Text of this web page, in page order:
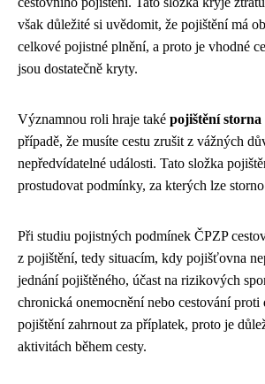
však důležité si uvědomit, že pojištění má
celkové pojistné plnění, a proto je vhodné
jsou dostatečně kryty.
Významnou roli hraje také pojištění storna
případě, že musíte cestu zrušit z vážných
nepředvídatelné události. Tato složka
prostudovat podmínky, za kterých lze
Při studiu pojistných podmínek ČPZP
z pojištění, tedy situacím, kdy pojišťovna
jednání pojištěného, účast na rizikových
chronická onemocnění nebo cestování
pojištění zahrnout za příplatek, proto je
aktivitách během cesty.